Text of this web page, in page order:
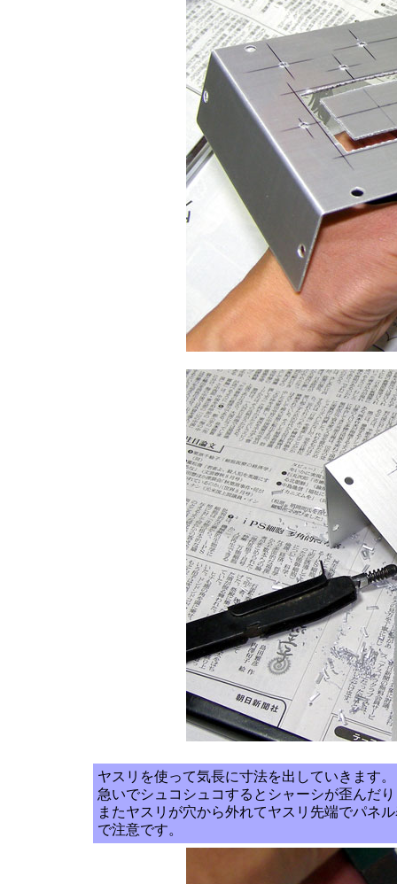
ヤスリを使って気長に寸法を出していきます。
急いでシュコシュコするとシャーシが歪んだ
またヤスリが穴から外れてヤスリ先端でパネ
で注意です。